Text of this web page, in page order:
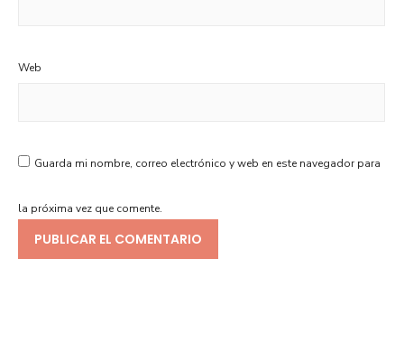
Web
Guarda mi nombre, correo electrónico y web en este navegador para
la próxima vez que comente.